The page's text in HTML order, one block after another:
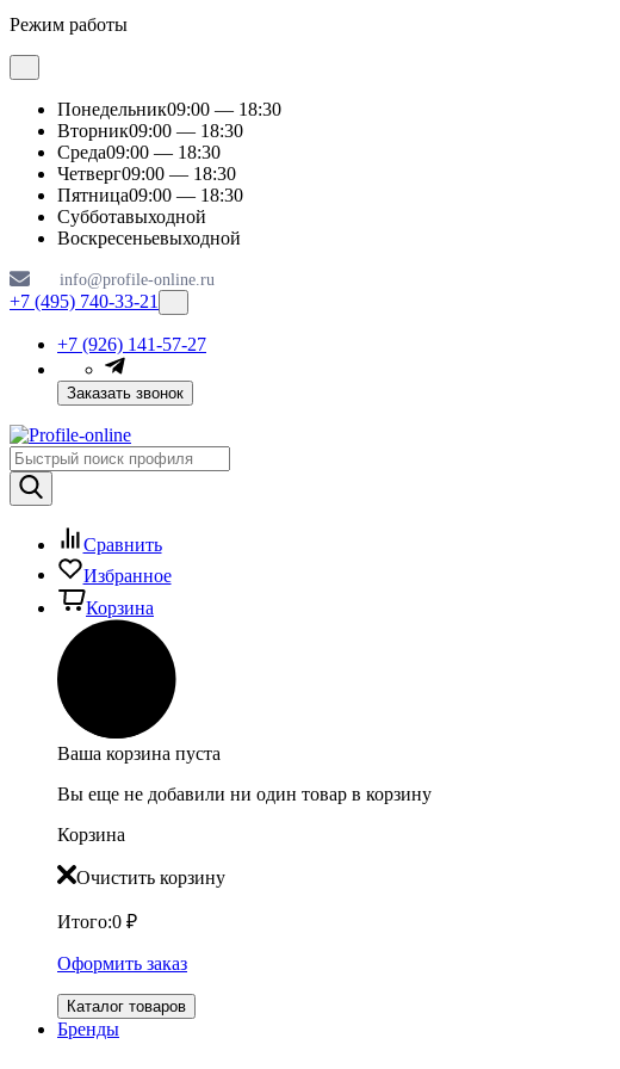
Режим работы
Понедельник09:00 — 18:30
Вторник09:00 — 18:30
Среда09:00 — 18:30
Четверг09:00 — 18:30
Пятница09:00 — 18:30
Субботавыходной
Воскресеньевыходной
info@profile-online.ru
+7 (495) 740-33-21
+7 (926) 141-57-27
Заказать звонок
Сравнить
Избранное
Корзина
Ваша корзина пуста
Вы еще не добавили ни один товар в корзину
Корзина
Очистить корзину
Итого:0 ₽
Оформить заказ
Каталог товаров
Бренды